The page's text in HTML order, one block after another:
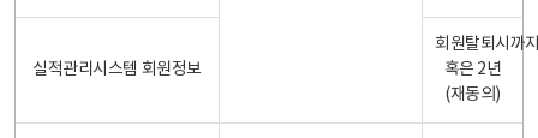
실적관리시스템 회원정보
회원탈퇴시까
혹은 2년
(재동의)